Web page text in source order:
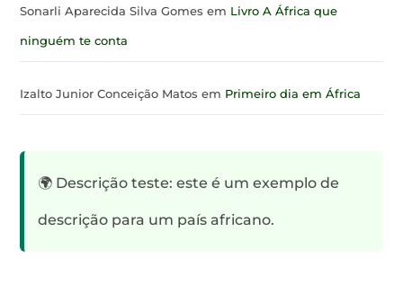
Sonarli Aparecida Silva Gomes em Livro A África que
ninguém te conta
Izalto Junior Conceição Matos em Primeiro dia em África
🌍 Descrição teste: este é um exemplo de
descrição para um país africano.